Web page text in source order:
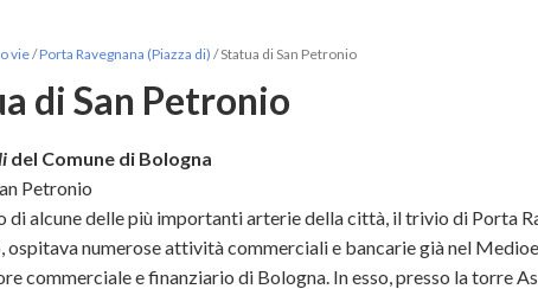
vie/Porta Ravegnana (Piazza di) /Statua di San Petronio
di San Petronio
del Comune di Bologna
Petronio
di alcune delle più importanti arterie della città, il trivio di Porta
ospitava numerose attività commerciali e bancarie già nel
commerciale e finanziario di Bologna. In esso, presso la torre